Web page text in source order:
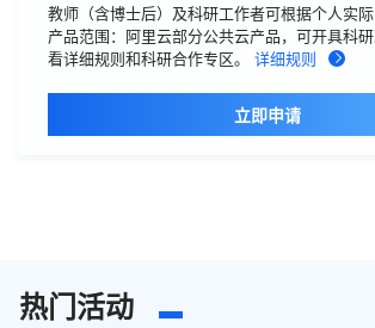
教师（含博士后）及科研工作者可根据个人实
产品范围：阿里云部分公共云产品，可开具科
看详细规则和科研合作专区。
详细规则
立即申请
热门活动